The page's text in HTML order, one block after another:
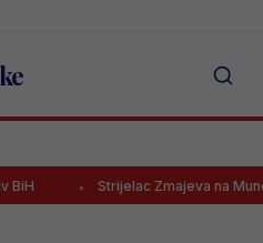
Strijelac Zmajeva na Mundijalu seli